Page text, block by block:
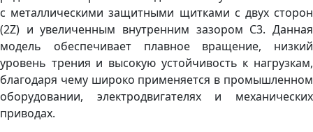
с металлическими защитными щитками с двух сторон
(2Z) и увеличенным внутренним зазором C3. Данная
модель обеспечивает плавное вращение, низкий
уровень трения и высокую устойчивость к нагрузкам,
благодаря чему широко применяется в промышленном
оборудовании, электродвигателях и механических
приводах.